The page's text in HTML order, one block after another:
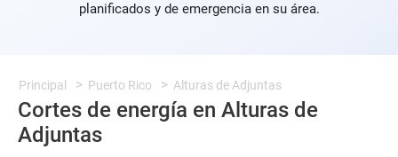
planificados y de emergencia en su área.
Principal Puerto Rico Alturas de Adjuntas
Cortes de energía en Alturas de
Adjuntas